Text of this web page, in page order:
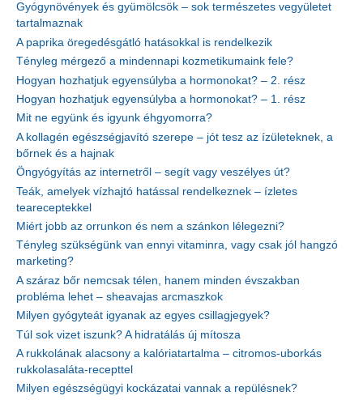
Gyógynövények és gyümölcsök – sok természetes vegyületet
tartalmaznak
A paprika öregedésgátló hatásokkal is rendelkezik
Tényleg mérgező a mindennapi kozmetikumaink fele?
Hogyan hozhatjuk egyensúlyba a hormonokat? – 2. rész
Hogyan hozhatjuk egyensúlyba a hormonokat? – 1. rész
Mit ne együnk és igyunk éhgyomorra?
A kollagén egészségjavító szerepe – jót tesz az ízületeknek, a
bőrnek és a hajnak
Öngyógyítás az internetről – segít vagy veszélyes út?
Teák, amelyek vízhajtó hatással rendelkeznek – ízletes
teareceptekkel
Miért jobb az orrunkon és nem a szánkon lélegezni?
Tényleg szükségünk van ennyi vitaminra, vagy csak jól hangzó
marketing?
A száraz bőr nemcsak télen, hanem minden évszakban
probléma lehet – sheavajas arcmaszkok
Milyen gyógyteát igyanak az egyes csillagjegyek?
Túl sok vizet iszunk? A hidratálás új mítosza
A rukkolának alacsony a kalóriatartalma – citromos-uborkás
rukkolasaláta-recepttel
Milyen egészségügyi kockázatai vannak a repülésnek?